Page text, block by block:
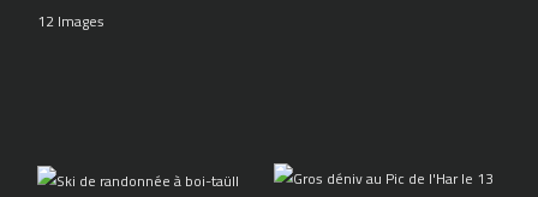
12 Images